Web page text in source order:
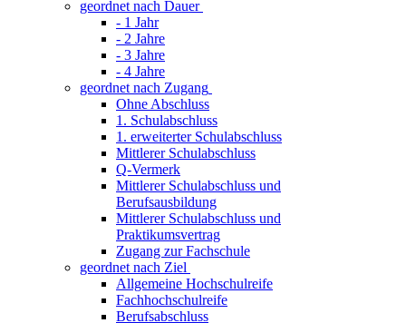
geordnet nach Dauer
- 1 Jahr
- 2 Jahre
- 3 Jahre
- 4 Jahre
geordnet nach Zugang
Ohne Abschluss
1. Schulabschluss
1. erweiterter Schulabschluss
Mittlerer Schulabschluss
Q-Vermerk
Mittlerer Schulabschluss und
Berufsausbildung
Mittlerer Schulabschluss und
Praktikumsvertrag
Zugang zur Fachschule
geordnet nach Ziel
Allgemeine Hochschulreife
Fachhochschulreife
Berufsabschluss